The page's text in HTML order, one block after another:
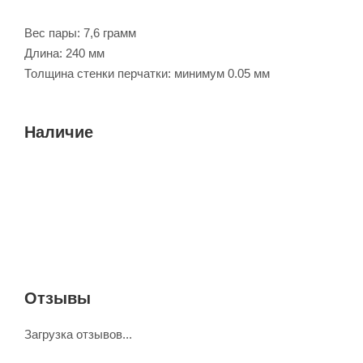
Вес пары: 7,6 грамм
Длина: 240 мм
Толщина стенки перчатки: минимум 0.05 мм
Наличие
Отзывы
Загрузка отзывов...